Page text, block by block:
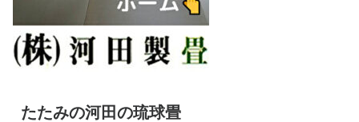
たたみの河田の琉球畳